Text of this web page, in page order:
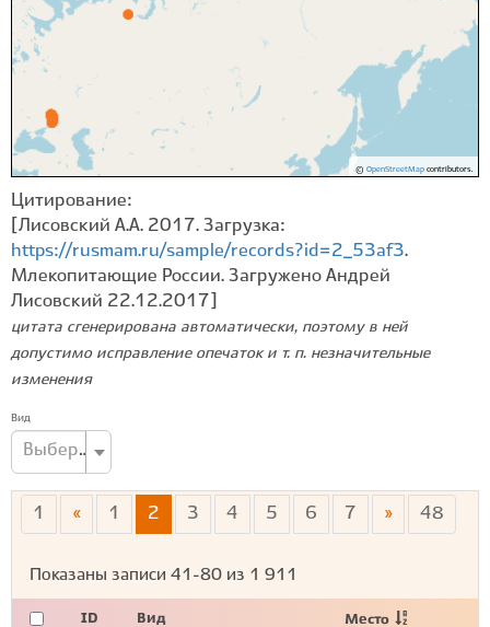
© OpenStreetMapcontributors.
Цитирование:
[Лисовский А.А. 2017. Загрузка:
https://rusmam.ru/sample/records?id=2_53af3.
Млекопитающие России. Загружено Андрей
Лисовский 22.12.2017]
цитата сгенерирована автоматически, поэтому в ней
допустимо исправление опечаток и т. п. незначительные
изменения
Вид
Выберите вид...
1 « 1 2 3 4 5 6 7 » 48
Показаны записи 41-80 из 1 911
ID Вид Место